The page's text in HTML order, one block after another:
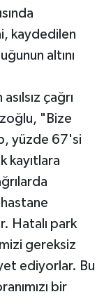
kaydedilen
altını
çağrı
"Bize
yüzde 67'si
kayıtlara
Hatalı park
gereksiz
ediyorlar. Bu
bir